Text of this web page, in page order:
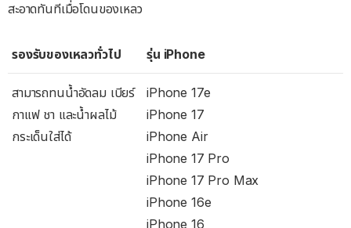
สะอาดทันทีเมื่อโดนของเหลว
รองรับของเหลวทั่วไป รุ่น iPhone
สามารถทนน้ำอัดลม เบียร์
กาแฟ ชา และน้ำผลไม้
กระเด็นใส่ได้
iPhone 17e
iPhone 17
iPhone Air
iPhone 17 Pro
iPhone 17 Pro Max
iPhone 16e
iPhone 16